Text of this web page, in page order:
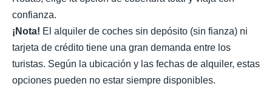
confianza.
¡Nota! El alquiler de coches sin depósito (sin fianza) ni
tarjeta de crédito tiene una gran demanda entre los
turistas. Según la ubicación y las fechas de alquiler, estas
opciones pueden no estar siempre disponibles.